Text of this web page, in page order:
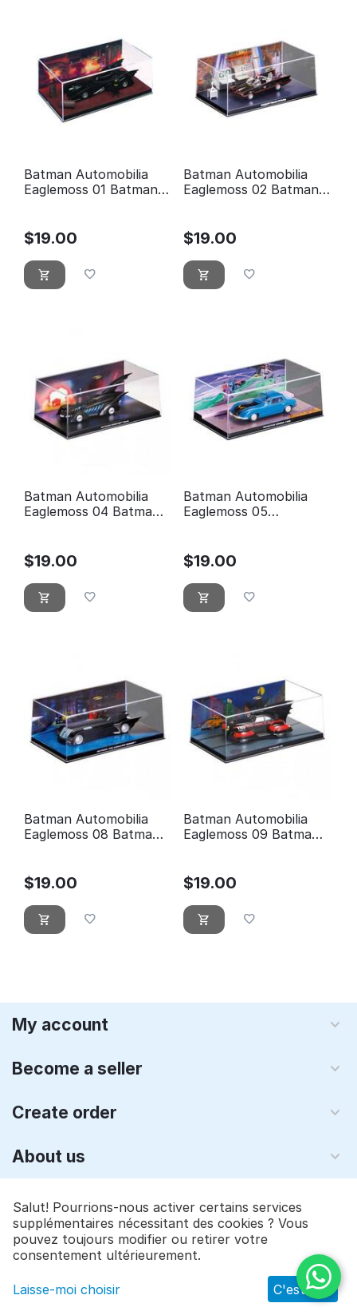
$24.90 Add to cart
Batman Automobilia
Eaglemoss 01 Batman
$19.00
Batman Automobilia
Eaglemoss 02 Batman
$19.00
Batman Automobilia
Eaglemoss 04 Batman
$19.00
Batman Automobilia
Eaglemoss 05
$19.00
Batman Automobilia
Eaglemoss 08 Batman
$19.00
Batman Automobilia
Eaglemoss 09 Batman
$19.00
My account
Become a seller
Create order
About us
© 1997 - 2026 Qyraz, inc.. Réalisation
CS-Cart - logiciel e-
commerce
Wish list Profile
Salut! Pourrions-nous activer certains services
supplémentaires nécessitant des cookies ? Vous
pouvez toujours modifier ou retirer votre
consentement ultérieurement.
Laisse-moi choisir C'est bon